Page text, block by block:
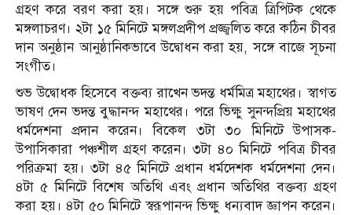
গ্রহণ করে বরণ করা হয়। সঙ্গে শুরু হয় পবিত্র ত্রিপিটক থেকে
মঙ্গলাচরণ। ২টা ১৫ মিনিটে মঙ্গলপ্রদীপ প্রজ্জ্বলিত করে কঠিন চীবর
দান অনুষ্ঠান আনুষ্ঠানিকভাবে উদ্বোধন করা হয়, সঙ্গে বাজে সূচনা
সংগীত।
শুভ উদ্বোধক হিসেবে বক্তব্য রাখেন ভদন্ত ধর্মমিত্র মহাথের। স্বাগত
ভাষণ দেন ভদন্ত বুদ্ধানন্দ মহাথের। পরে ভিক্ষু সুনন্দপ্রিয় মহাথের
ধর্মদেশনা প্রদান করেন। বিকেল ৩টা ৩০ মিনিটে উপাসক-
উপাসিকারা পঞ্চশীল গ্রহণ করেন। ৩টা ৪০ মিনিটে পবিত্র চীবর
পরিক্রমা হয়। ৩টা ৪৫ মিনিটে প্রধান ধর্মদেশক ধর্মদেশনা দেন।
৪টা ৫ মিনিটে বিশেষ অতিথি এবং প্রধান অতিথির বক্তব্য গ্রহণ
করা হয়। ৪টা ৫০ মিনিটে স্বরূপানন্দ ভিক্ষু ধন্যবাদ জ্ঞাপন করেন।